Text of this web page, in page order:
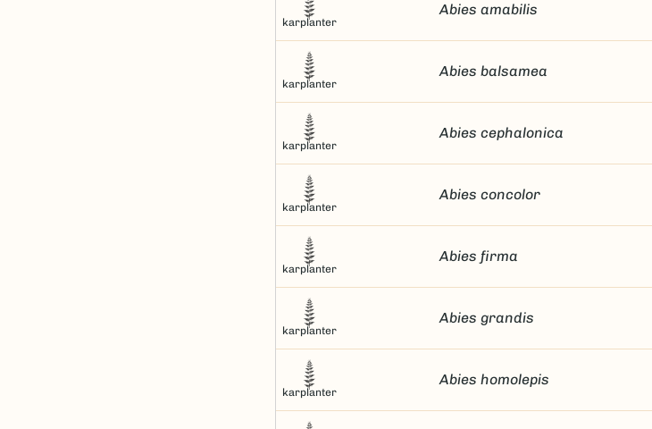
karplanter
Abies amabilis
karplanter
Abies balsamea
karplanter
Abies cephalonica
karplanter
Abies concolor
karplanter
Abies firma
karplanter
Abies grandis
karplanter
Abies homolepis